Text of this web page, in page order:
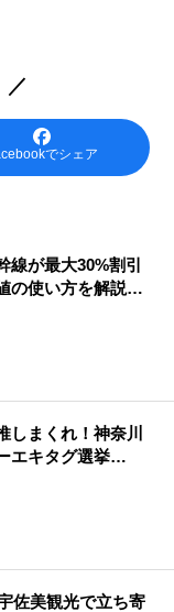
でシェア
線が最大30%割引
の使い方を解説
しまくれ！神奈川
エキタグ選挙
佐美観光で立ち寄